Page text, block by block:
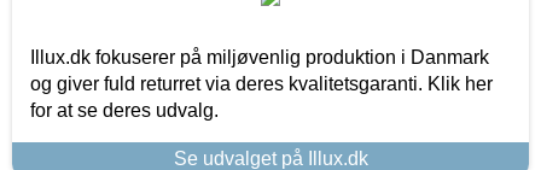
Illux.dk fokuserer på miljøvenlig produktion i Danmark
og giver fuld returret via deres kvalitetsgaranti. Klik her
for at se deres udvalg.
Se udvalget på Illux.dk